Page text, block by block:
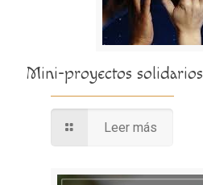
Mini-proyectos solidarios
Leer más